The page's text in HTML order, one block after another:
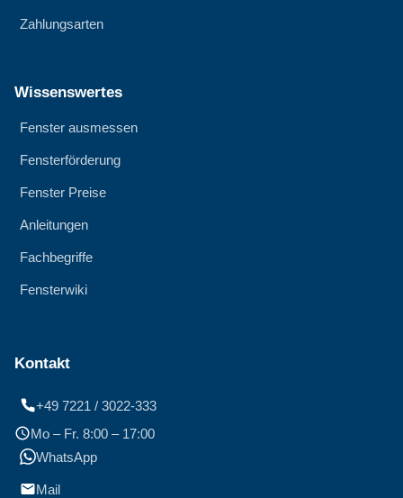
Zahlungsarten
Wissenswertes
Fenster ausmessen
Fensterförderung
Fenster Preise
Anleitungen
Fachbegriffe
Fensterwiki
Kontakt
+49 7221 / 3022-333
Mo – Fr. 8:00 – 17:00
WhatsApp
Mail